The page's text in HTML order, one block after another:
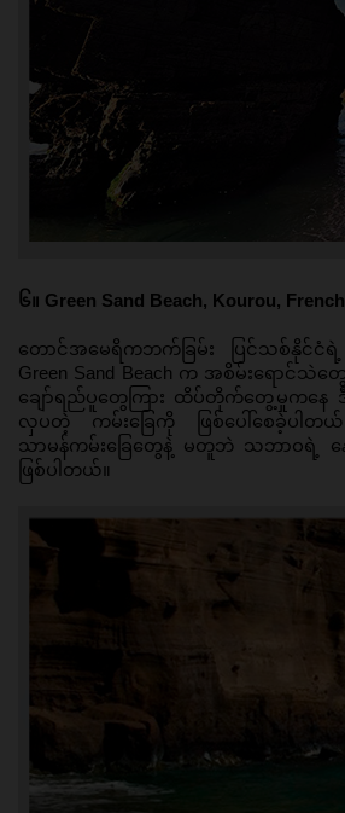
၆။ Green Sand Beach, Kourou,
တောင်အမေရိကဘက်ခြမ်း ပြင်သစ်နိုင်ငံ
Green Sand Beach က အစိမ်းရောင်သဲ
ချော်ရည်ပူတွေကြား ထိပ်တိုက်တွေ့မှုကနေ
လှပတဲ့ ကမ်းခြေကို ဖြစ်ပေါ်စေခဲ့ပါတ
သာမန်ကမ်းခြေတွေနဲ့ မတူဘဲ သဘာဝရဲ့
ဖြစ်ပါတယ်။